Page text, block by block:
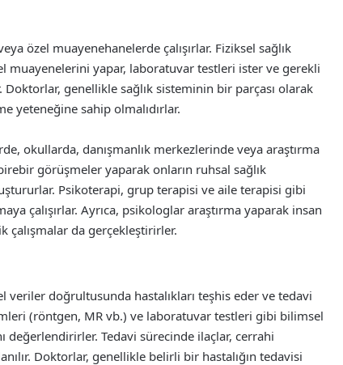
özel muayenehanelerde çalışırlar. Fiziksel sağlık
muayenelerini yapar, laboratuvar testleri ister ve gerekli
genellikle sağlık sisteminin bir parçası olarak
yeteneğine sahip olmalıdırlar.
okullarda, danışmanlık merkezlerinde veya araştırma
görüşmeler yaparak onların ruhsal sağlık
Psikoterapi, grup terapisi ve aile terapisi gibi
çalışırlar. Ayrıca, psikologlar araştırma yaparak insan
çalışmalar da gerçekleştirirler.
doğrultusunda hastalıkları teşhis eder ve tedavi
(röntgen, MR vb.) ve laboratuvar testleri gibi bilimsel
değerlendirirler. Tedavi sürecinde ilaçlar, cerrahi
Doktorlar, genellikle belirli bir hastalığın tedavisi